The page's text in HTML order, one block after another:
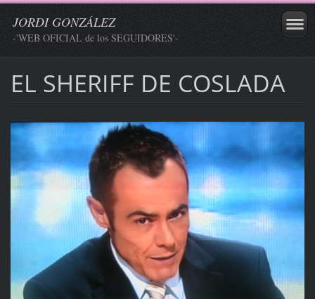
JORDI GONZÁLEZ
-'WEB OFICIAL de los SEGUIDORES'-
EL SHERIFF DE COSLADA